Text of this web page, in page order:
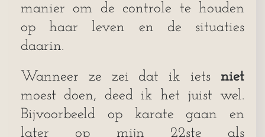
manier om de controle te houden
op haar leven en de situaties
daarin.
Wanneer ze zei dat ik iets niet
moest doen, deed ik het juist wel.
Bijvoorbeeld op karate gaan en
later op mijn 22ste als